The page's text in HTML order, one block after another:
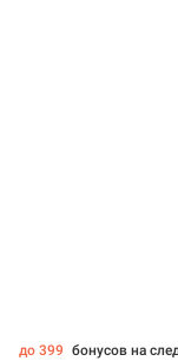
до 399 бонусов на